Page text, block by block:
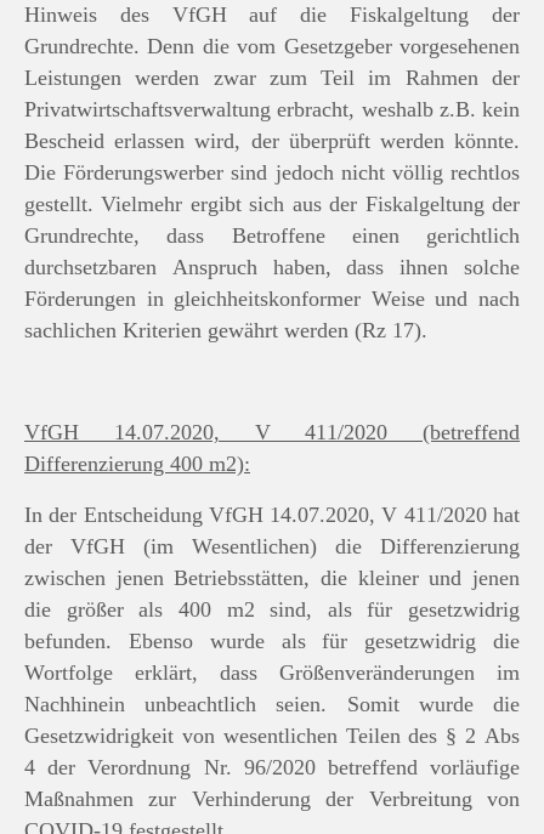
Hinweis des VfGH auf die Fiskalgeltung der
Grundrechte. Denn die vom Gesetzgeber vorgesehenen
Leistungen werden zwar zum Teil im Rahmen der
Privatwirtschaftsverwaltung erbracht, weshalb z.B. kein
Bescheid erlassen wird, der überprüft werden könnte.
Die Förderungswerber sind jedoch nicht völlig rechtlos
gestellt. Vielmehr ergibt sich aus der Fiskalgeltung der
Grundrechte, dass Betroffene einen gerichtlich
durchsetzbaren Anspruch haben, dass ihnen solche
Förderungen in gleichheitskonformer Weise und nach
sachlichen Kriterien gewährt werden (Rz 17).
VfGH 14.07.2020, V 411/2020 (betreffend
Differenzierung 400 m2):
In der Entscheidung VfGH 14.07.2020, V 411/2020 hat
der VfGH (im Wesentlichen) die Differenzierung
zwischen jenen Betriebsstätten, die kleiner und jenen
die größer als 400 m2 sind, als für gesetzwidrig
befunden. Ebenso wurde als für gesetzwidrig die
Wortfolge erklärt, dass Größenveränderungen im
Nachhinein unbeachtlich seien. Somit wurde die
Gesetzwidrigkeit von wesentlichen Teilen des § 2 Abs
4 der Verordnung Nr. 96/2020 betreffend vorläufige
Maßnahmen zur Verhinderung der Verbreitung von